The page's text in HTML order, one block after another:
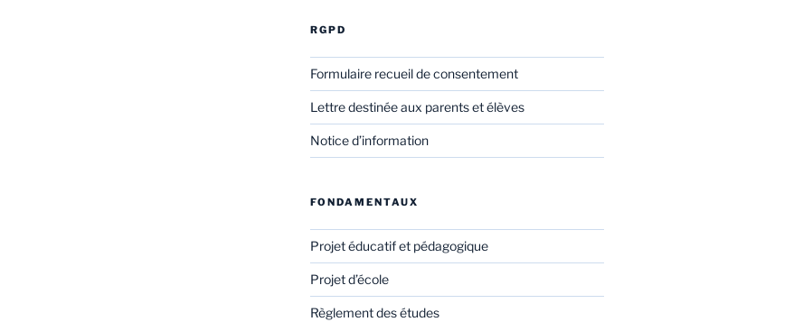
RGPD
Formulaire recueil de consentement
Lettre destinée aux parents et élèves
Notice d’information
FONDAMENTAUX
Projet éducatif et pédagogique
Projet d’école
Règlement des études